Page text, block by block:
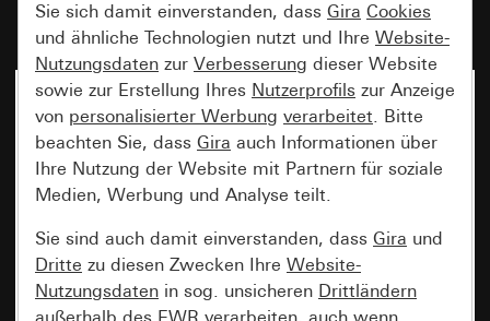
Bluetooth® Wandsender 1fach
Sie sich damit einverstanden, dass Gira Cookies
und ähnliche Technologien nutzt und Ihre Website-
Nutzungsdaten zur Verbesserung dieser Website
sowie zur Erstellung Ihres Nutzerprofils zur Anzeige
von personalisierter Werbung verarbeitet. Bitte
beachten Sie, dass Gira auch Informationen über
Ihre Nutzung der Website mit Partnern für soziale
Medien, Werbung und Analyse teilt.
Sie sind auch damit einverstanden, dass Gira und
Dritte zu diesen Zwecken Ihre Website-
Nutzungsdaten in sog. unsicheren Drittländern